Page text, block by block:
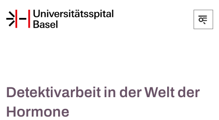
Detektivarbeit in der Welt der
Hormone